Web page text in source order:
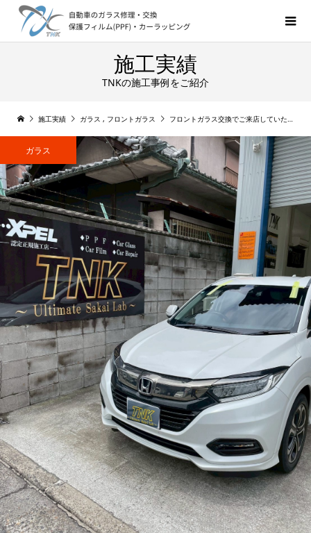
施工実績
TNKの施工事例をご紹介
施工実績 ガラス , フロントガラス フロントガラス交換でご来店していただきました! ヴェゼル
ガラス